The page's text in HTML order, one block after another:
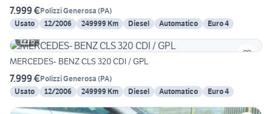
7.999 €Polizzi Generosa (PA)
Usato
12/2006 249999 Km Diesel Automatico
Euro 4
6
MERCEDES- BENZ CLS 320 CDI / GPL
7.999 €Polizzi Generosa (PA)
Usato
12/2006 249999 Km Diesel Automatico Euro 4